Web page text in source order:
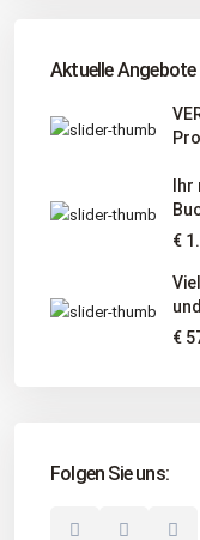
Aktuelle Angebote
€
€
Folgen Sie uns:
Unternehmen
Immobilienangebote